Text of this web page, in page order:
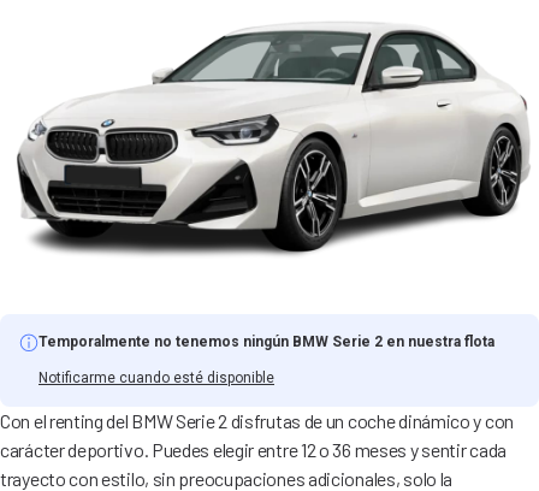
Temporalmente no tenemos ningún BMW Serie 2 en nuestra flota
Notificarme cuando esté disponible
Con el renting del BMW Serie 2 disfrutas de un coche dinámico y con
carácter deportivo. Puedes elegir entre 12 o 36 meses y sentir cada
trayecto con estilo, sin preocupaciones adicionales, solo la